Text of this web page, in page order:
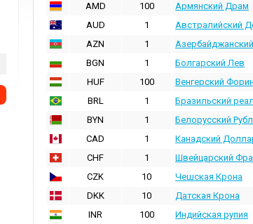
AMD
100 Армянский Драм
AUD
1 Австралийский
AZN
1
BGN
1 Болгарский Лев
HUF
100 Венгерский
BRL
1 Бразильский реал
BYN
1 Белорусский
CAD
1 Канадский
CHF
1 Швейцарский
CZK
10 Чешская Крона
DKK
10 Датская Крона
INR
100 Индийская pупия